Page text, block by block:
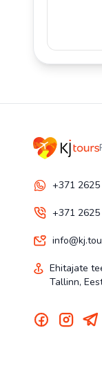
+371
+371
Ehitajate
Tallinn,